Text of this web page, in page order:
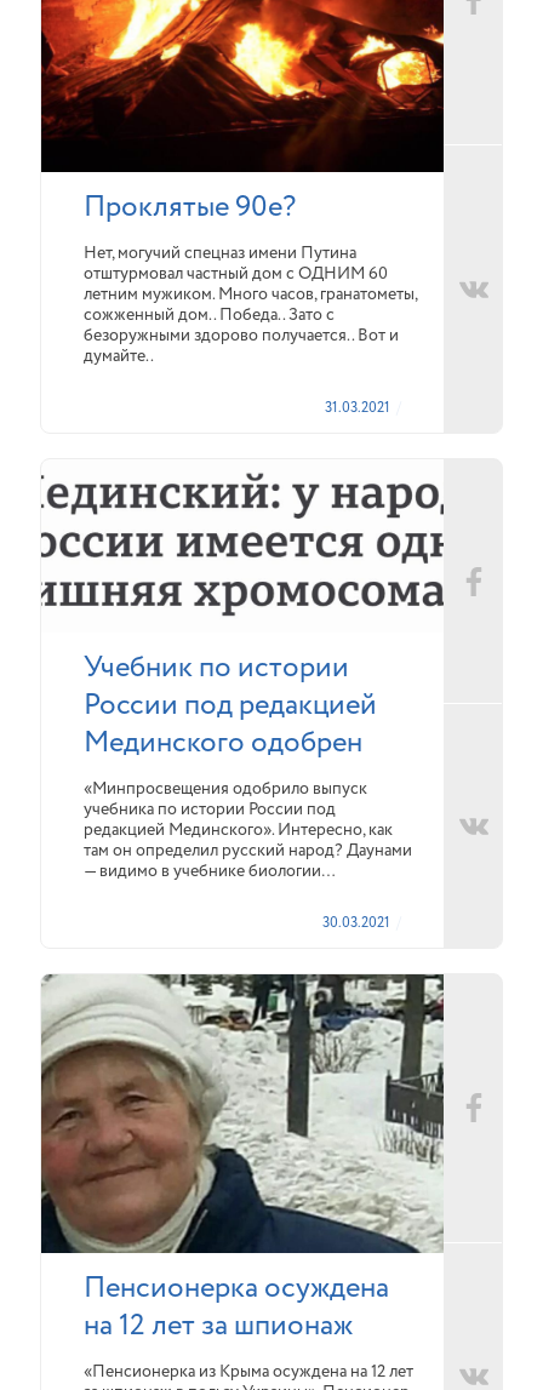
Проклятые 90е?
Нет, могучий спецназ имени Путина
отштурмовал частный дом с ОДНИМ 60
летним мужиком. Много часов, гранатометы,
сожженный дом.. Победа.. Зато с
безоружными здорово получается.. Вот и
думайте..
31.03.2021
Учебник по истории
России под редакцией
Мединского одобрен
«Минпросвещения одобрило выпуск
учебника по истории России под
редакцией Мединского». Интересно, как
там он определил русский народ? Даунами
— видимо в учебнике биологии…
30.03.2021
Пенсионерка осуждена
на 12 лет за шпионаж
«Пенсионерка из Крыма осуждена на 12 лет